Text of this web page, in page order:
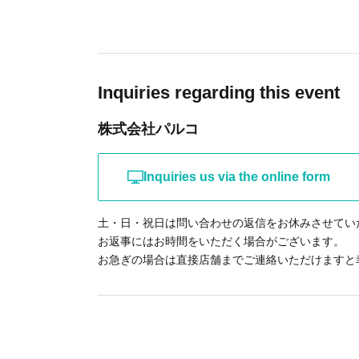
※会員登録について(
況下においては、お客様のご都合によるキ
・本券の譲渡、交換、また営利目的とした
ねます。
出ください。
※未就学児はチケットなしでも保護者の方の
子様のご入店には整理券が人数分必要です。
※オリジナルグッズのご購入はチケットをお
・チケットをお持ちのお客様は1枚につきラ
す。
Inquiries regarding this event
株式会社パルコ
Inquiries us via the online form
土・日・祝日は問い合わせの返信をお休みさせてい
お返事にはお時間をいただく場合がございます。
お急ぎの場合は直接店舗までご連絡いただけますと